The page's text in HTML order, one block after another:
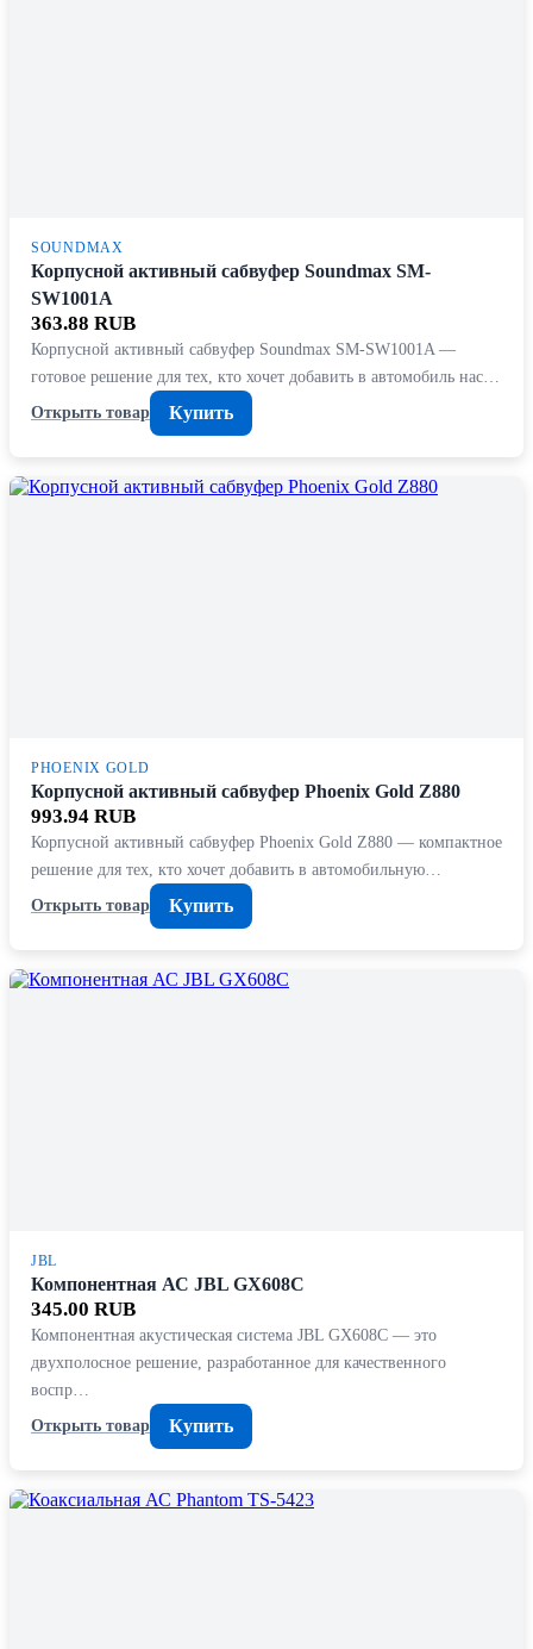
SOUNDMAX
Корпусной активный сабвуфер Soundmax SM-
SW1001A
363.88 RUB
Корпусной активный сабвуфер Soundmax SM-SW1001A —
готовое решение для тех, кто хочет добавить в автомобиль нас…
Открыть товар
Купить
PHOENIX GOLD
Корпусной активный сабвуфер Phoenix Gold Z880
993.94 RUB
Корпусной активный сабвуфер Phoenix Gold Z880 — компактное
решение для тех, кто хочет добавить в автомобильную…
Открыть товар
Купить
JBL
Компонентная АС JBL GX608C
345.00 RUB
Компонентная акустическая система JBL GX608C — это
двухполосное решение, разработанное для качественного
воспр…
Открыть товар
Купить